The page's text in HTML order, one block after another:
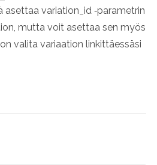
asettaa variation_id ‑parametrin
mutta voit asettaa sen myös
valita variaation linkittäessäsi